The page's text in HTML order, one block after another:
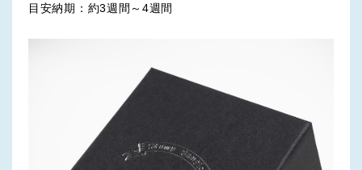
目安納期：約3週間～4週間